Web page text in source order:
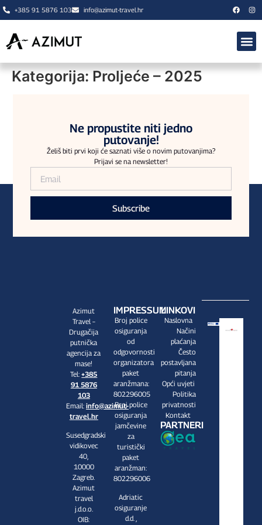
+385 91 5876 103 info@azimut-travel.hr
Kategorija: Proljeće – 2025
Ne propustite niti jedno
putovanje!
Želiš biti prvi koji će saznati više o novim putovanjima?
Prijavi se na newsletter!
Subscribe
Azimut
Travel –
Drugačija
putnička
agencija za
mase!
Tel:+385
91 5876
103
Email:info@azimut-
travel.hr
Susedgradski
vidikovec
40,
10000
Zagreb.
Azimut
travel
j.d.o.o.
OIB:
IMPRESSUM
Broj police
osiguranja
od
odgovornosti
organizatora
paket
aranžmana:
802296005
Broj police
osiguranja
jamčevine
za
turistički
paket
aranžman:
802296006
Adriatic
osiguranje
d.d. ,
LINKOVI
Naslovna
Načini
plaćanja
Često
postavljana
pitanja
Opći uvjeti
Politika
privatnosti
Kontakt
PARTNERI